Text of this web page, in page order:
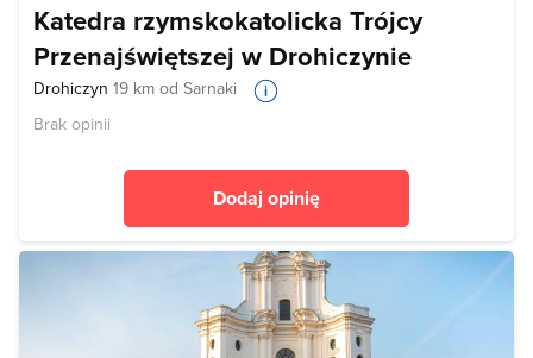
Katedra rzymskokatolicka Trójcy
Przenajświętszej w Drohiczynie
Drohiczyn 19 km od Sarnaki
Brak opinii
Dodaj opinię